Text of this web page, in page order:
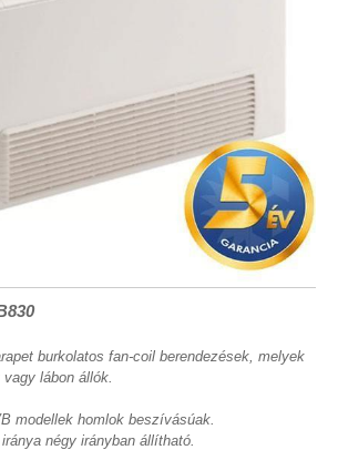
burkolatos fan-coil berendezések, melyek
lábon állók.
modellek homlok beszívásúak.
négy irányban állítható.